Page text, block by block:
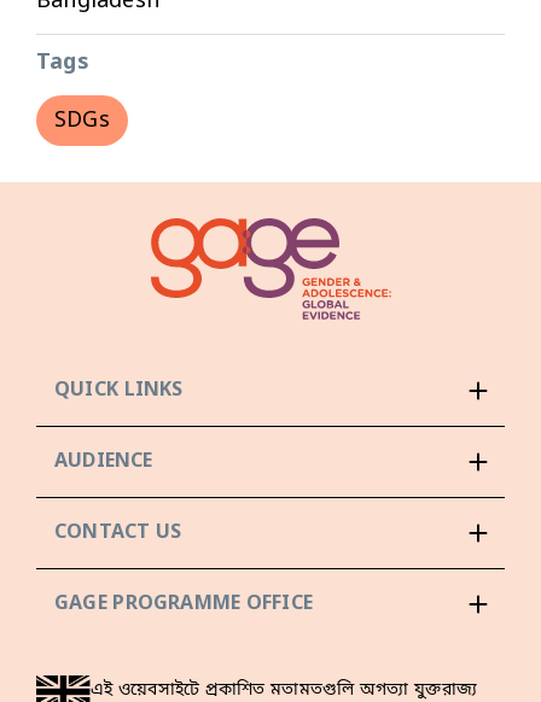
Tags
SDGs
QUICK LINKS
AUDIENCE
CONTACT US
GAGE PROGRAMME OFFICE
এই ওয়েবসাইটে প্রকাশিত মতামতগুলি অগত্যা যুক্তরাজ্য